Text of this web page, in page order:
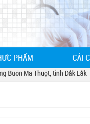
PHẨM CẢI
Ma Thuột, tỉnh Đắk Lắk